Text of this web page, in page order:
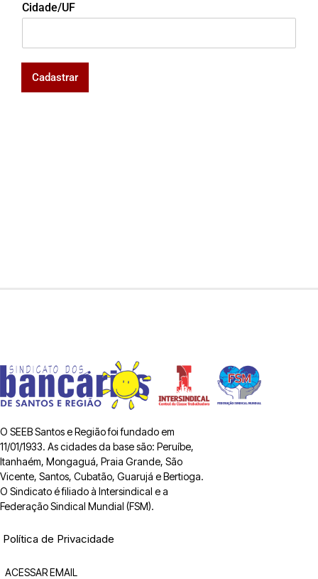
Cidade/UF
Cadastrar
O SEEB Santos e Região foi fundado em
11/01/1933. As cidades da base são: Peruíbe,
Itanhaém, Mongaguá, Praia Grande, São
Vicente, Santos, Cubatão, Guarujá e Bertioga.
O Sindicato é filiado à Intersindical e a
Federação Sindical Mundial (FSM).
Política de Privacidade
ACESSAR EMAIL